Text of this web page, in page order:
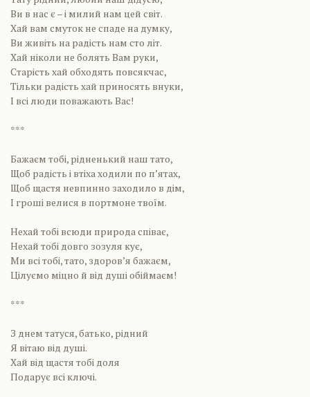
Ви в нас є – і милий нам цей світ.
Хай вам смуток не спаде на думку,
Ви живіть на радість нам сто літ.
Хай ніколи не болять Вам руки,
Старість хай обходять повсякчас,
Тільки радість хай приносять внуки,
І всі люди поважають Вас!
***
Бажаєм тобі, рідненький наш тато,
Щоб радість і втіха ходили по п’ятах,
Щоб щастя невпинно заходило в дім,
І гроші велися в портмоне твоїм.
Нехай тобі всюди природа співає,
Нехай тобі довго зозуля кує,
Ми всі тобі, тато, здоров’я бажаєм,
Цілуємо міцно й від душі обіймаєм!
***
З днем татуся, батько, рідний
Я вітаю від душі.
Хай від щастя тобі доля
Подарує всі ключі.